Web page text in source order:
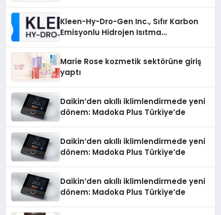
Kleen-Hy-Dro-Gen Inc., Sıfır Karbon
Emisyonlu Hidrojen Isıtma
Marie Rose kozmetik sektörüne giriş
yaptı
Daikin’den akıllı iklimlendirmede yeni
dönem: Madoka Plus Türkiye’de
Daikin’den akıllı iklimlendirmede yeni
dönem: Madoka Plus Türkiye’de
Daikin’den akıllı iklimlendirmede yeni
dönem: Madoka Plus Türkiye’de